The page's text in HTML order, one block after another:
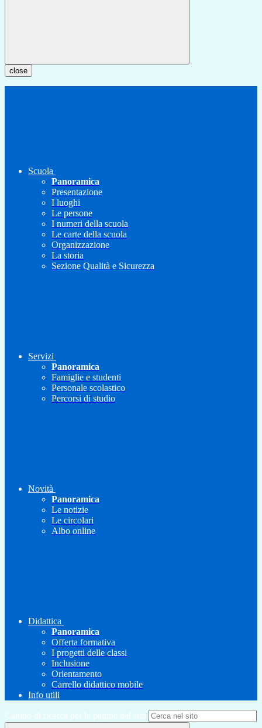
close
Scuola
Panoramica
Presentazione
I luoghi
Le persone
I numeri della scuola
Le carte della scuola
Organizzazione
La storia
Sezione Qualità e Sicurezza
Servizi
Panoramica
Famiglie e studenti
Personale scolastico
Percorsi di studio
Novità
Panoramica
Le notizie
Le circolari
Albo online
Didattica
Panoramica
Offerta formativa
I progetti delle classi
Inclusione
Orientamento
Carrello didattico mobile
Info utili
Campo di ricerca per le pagine del sito